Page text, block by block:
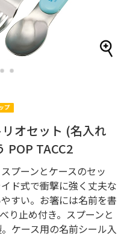
4 5
オセット (名入れ
POP TACC2
プーンとケースのセッ
ド式で衝撃に強く丈夫な
すい。お箸には名前を書
り止め付き。スプーンと
ケース用の名前シール入